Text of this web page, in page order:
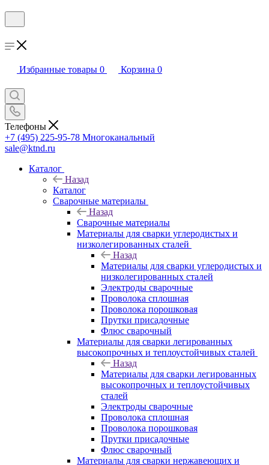
Избранные товары 0 Корзина 0
Телефоны
+7 (495) 225-95-78 Многоканальный
sale@ktnd.ru
Каталог
Назад
Каталог
Сварочные материалы
Назад
Сварочные материалы
Материалы для сварки углеродистых и
низколегированных сталей
Назад
Материалы для сварки углеродистых и
низколегированных сталей
Электроды сварочные
Проволока сплошная
Проволока порошковая
Прутки присадочные
Флюс сварочный
Материалы для сварки легированных
высокопрочных и теплоустойчивых сталей
Назад
Материалы для сварки легированных
высокопрочных и теплоустойчивых
сталей
Электроды сварочные
Проволока сплошная
Проволока порошковая
Прутки присадочные
Флюс сварочный
Материалы для сварки нержавеющих и